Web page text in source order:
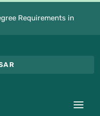
Requirements in